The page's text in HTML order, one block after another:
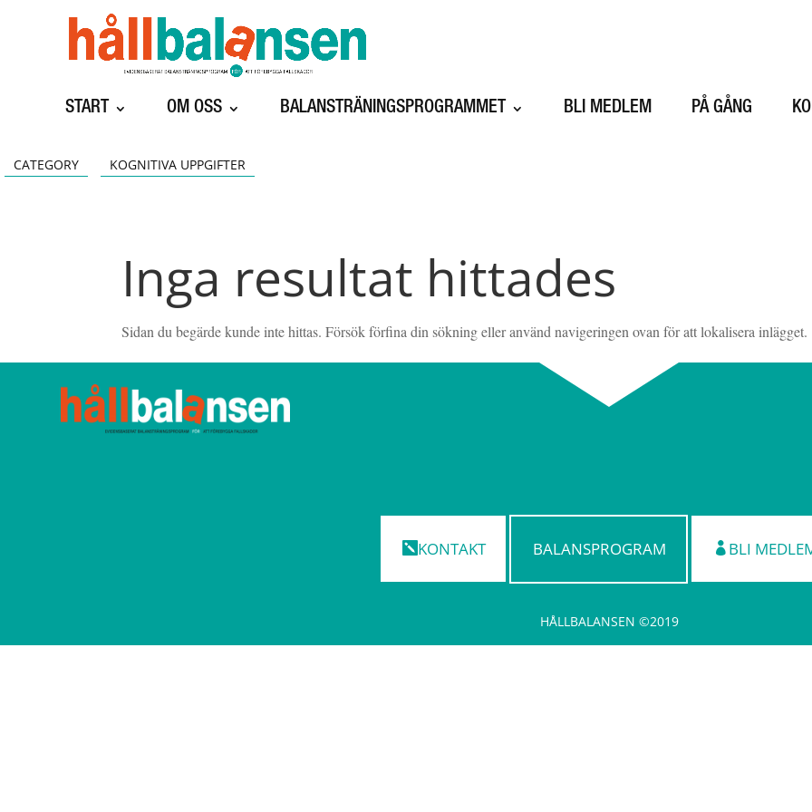
START OM OSS BALANSTRÄNINGSPROGRAMMET BLI MEDLEM PÅ GÅNG
CATEGORY KOGNITIVA UPPGIFTER
Inga resultat hittades
Sidan du begärde kunde inte hittas. Försök förfina din sökning eller använd navigeringen ovan för att lokalisera inlägget.
KONTAKT BALANSPROGRAM BLI
HÅLLBALANSEN ©2019